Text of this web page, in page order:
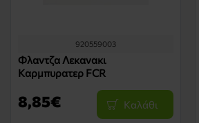
920559003
Φλαντζα Λεκανακι
Καρμπυρατερ FCR
8,85€ Καλάθι